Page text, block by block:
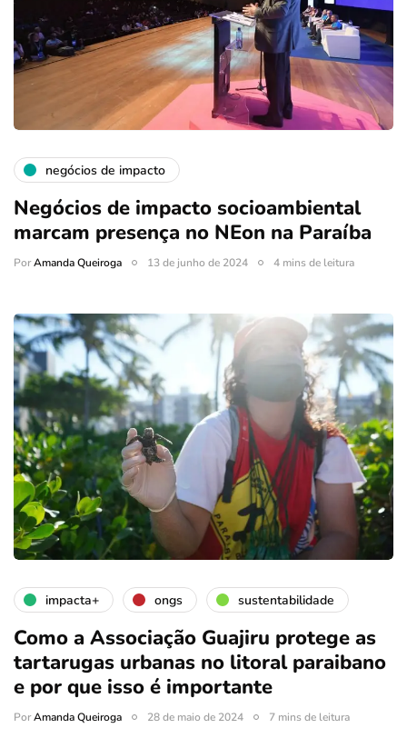
negócios de impacto
Negócios de impacto socioambiental
marcam presença no NEon na Paraíba
PorAmanda Queiroga 13 de junho de 2024 4 mins de leitura
impacta+ ongs sustentabilidade
Como a Associação Guajiru protege as
tartarugas urbanas no litoral paraibano
e por que isso é importante
PorAmanda Queiroga 28 de maio de 2024 7 mins de leitura